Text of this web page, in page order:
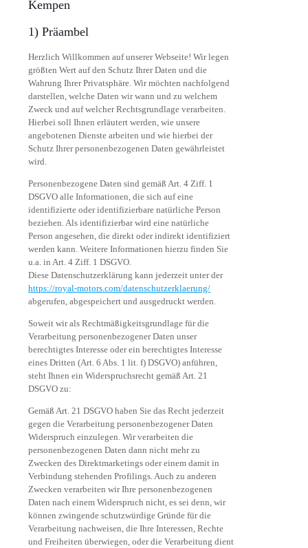
Kempen
1) Präambel
Herzlich Willkommen auf unserer Webseite! Wir legen
größten Wert auf den Schutz Ihrer Daten und die
Wahrung Ihrer Privatsphäre. Wir möchten nachfolgend
darstellen, welche Daten wir wann und zu welchem
Zweck und auf welcher Rechtsgrundlage verarbeiten.
Hierbei soll Ihnen erläutert werden, wie unsere
angebotenen Dienste arbeiten und wie hierbei der
Schutz Ihrer personenbezogenen Daten gewährleistet
wird.
Personenbezogene Daten sind gemäß Art. 4 Ziff. 1
DSGVO alle Informationen, die sich auf eine
identifizierte oder identifizierbare natürliche Person
beziehen. Als identifizierbar wird eine natürliche
Person angesehen, die direkt oder indirekt identifiziert
werden kann. Weitere Informationen hierzu finden Sie
u.a. in Art. 4 Ziff. 1 DSGVO.
Diese Datenschutzerklärung kann jederzeit unter der
https://royal-motors.com/datenschutzerklaerung/
abgerufen, abgespeichert und ausgedruckt werden.
Soweit wir als Rechtmäßigkeitsgrundlage für die
Verarbeitung personenbezogener Daten unser
berechtigtes Interesse oder ein berechtigtes Interesse
eines Dritten (Art. 6 Abs. 1 lit. f) DSGVO) anführen,
steht Ihnen ein Widerspruchsrecht gemäß Art. 21
DSGVO zu:
Gemäß Art. 21 DSGVO haben Sie das Recht jederzeit
gegen die Verarbeitung personenbezogener Daten
Widerspruch einzulegen. Wir verarbeiten die
personenbezogenen Daten dann nicht mehr zu
Zwecken des Direktmarketings oder einem damit in
Verbindung stehenden Profilings. Auch zu anderen
Zwecken verarbeiten wir Ihre personenbezogenen
Daten nach einem Widerspruch nicht, es sei denn, wir
können zwingende schutzwürdige Gründe für die
Verarbeitung nachweisen, die Ihre Interessen, Rechte
und Freiheiten überwiegen, oder die Verarbeitung dient